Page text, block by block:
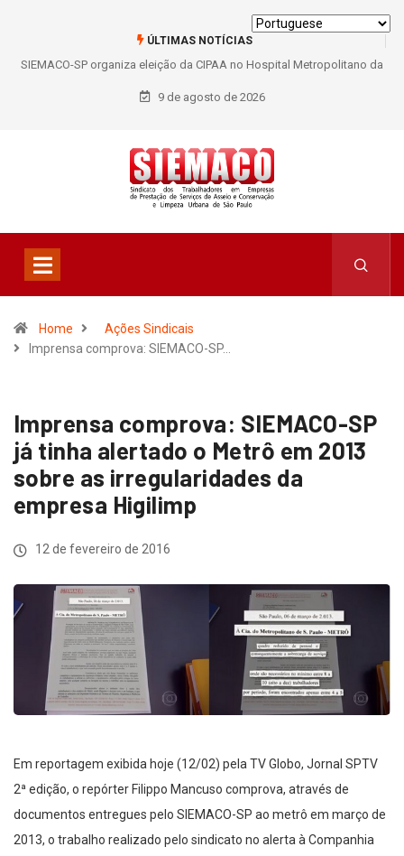
ÚLTIMAS NOTÍCIAS
SIEMACO-SP organiza eleição da CIPAA no Hospital Metropolitano da
Lapa e fortalece participação dos trabalhadores
9 de agosto de 2026
Home
Ações Sindicais
Imprensa comprova: SIEMACO-SP…
Imprensa comprova: SIEMACO-SP
já tinha alertado o Metrô em 2013
sobre as irregularidades da
empresa Higilimp
12 de fevereiro de 2016
Em reportagem exibida hoje (12/02) pela TV Globo, Jornal SPTV
2ª edição, o repórter Filippo Mancuso comprova, através de
documentos entregues pelo SIEMACO-SP ao metrô em março de
2013, o trabalho realizado pelo sindicato no alerta à Companhia